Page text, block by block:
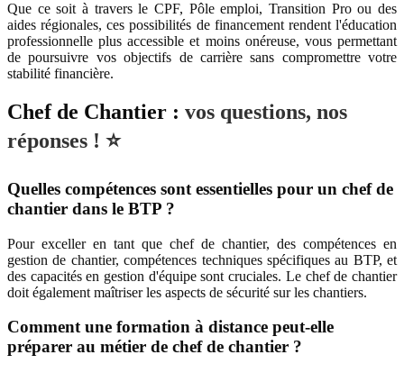
Que ce soit à travers le CPF, Pôle emploi, Transition Pro ou des
aides régionales, ces possibilités de financement rendent l'éducation
professionnelle plus accessible et moins onéreuse, vous permettant
de poursuivre vos objectifs de carrière sans compromettre votre
stabilité financière.
Chef de Chantier : vos questions, nos
réponses ! ⭐
Quelles compétences sont essentielles pour un chef de
chantier dans le BTP ?
Pour exceller en tant que chef de chantier, des compétences en
gestion de chantier, compétences techniques spécifiques au BTP, et
des capacités en gestion d'équipe sont cruciales. Le chef de chantier
doit également maîtriser les aspects de sécurité sur les chantiers.
Comment une formation à distance peut-elle
préparer au métier de chef de chantier ?